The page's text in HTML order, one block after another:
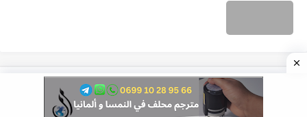
جميع الحقوق محفوظة © ALMOZAWID.COM